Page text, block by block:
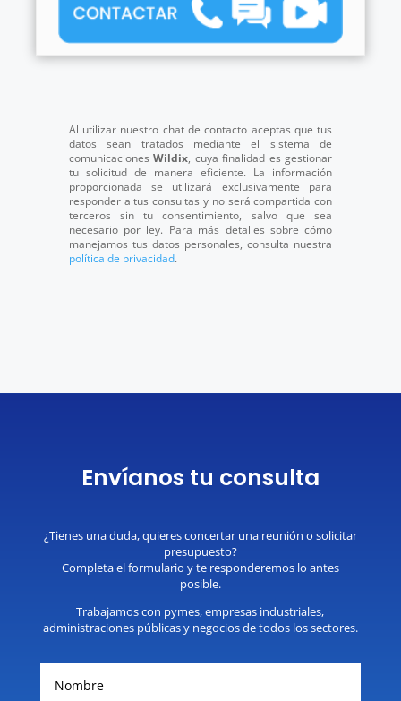
Al utilizar nuestro chat de contacto aceptas que tus
datos sean tratados mediante el sistema de
comunicacionesWildix, cuya finalidad es gestionar
tu solicitud de manera eficiente. La información
proporcionada se utilizará exclusivamente para
responder a tus consultas y no será compartida con
terceros sin tu consentimiento, salvo que sea
necesario por ley. Para más detalles sobre cómo
manejamos tus datos personales, consulta nuestra
política de privacidad.
Envíanos tu consulta
¿Tienes una duda, quieres concertar una reunión o solicitar
presupuesto?
Completa el formulario y te responderemos lo antes
posible.
Trabajamos con pymes, empresas industriales,
administraciones públicas y negocios de todos los sectores.